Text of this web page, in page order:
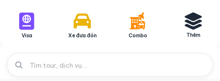
Visa Xe đưa đón Combo Thêm